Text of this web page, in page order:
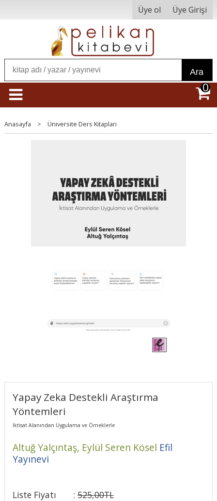
Üye ol Üye Girişi
Ara
0
Anasayfa > Üniversite Ders Kitapları
Yapay Zeka Destekli Araştırma
Yöntemleri
İktisat Alanından Uygulama ve Örneklerle
Altuğ Yalçıntaş, Eylül Seren Kösel Efil
Yayınevi
Liste Fiyatı : 525,00TL